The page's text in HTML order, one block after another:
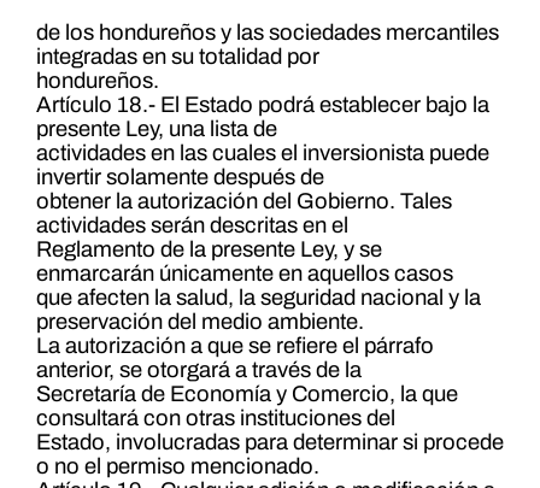
de los hondureños y las sociedades mercantiles
integradas en su totalidad por
hondureños.
Artículo 18.- El Estado podrá establecer bajo la
presente Ley, una lista de
actividades en las cuales el inversionista puede
invertir solamente después de
obtener la autorización del Gobierno. Tales
actividades serán descritas en el
Reglamento de la presente Ley, y se
enmarcarán únicamente en aquellos casos
que afecten la salud, la seguridad nacional y la
preservación del medio ambiente.
La autorización a que se refiere el párrafo
anterior, se otorgará a través de la
Secretaría de Economía y Comercio, la que
consultará con otras instituciones del
Estado, involucradas para determinar si procede
o no el permiso mencionado.